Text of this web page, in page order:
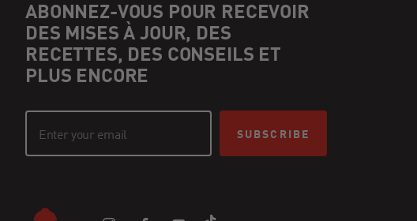
ABONNEZ-VOUS POUR RECEVOIR
DES MISES À JOUR, DES
RECETTES, DES CONSEILS ET
PLUS ENCORE
SUBSCRIBE